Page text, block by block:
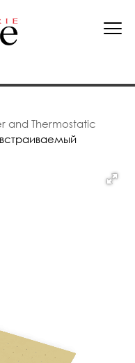
and Thermostatic